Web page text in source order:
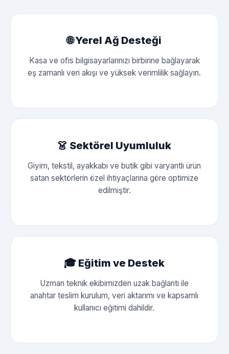
🌐 Yerel Ağ Desteği
Kasa ve ofis bilgisayarlarınızı birbirine bağlayarak
eş zamanlı veri akışı ve yüksek verimlilik sağlayın.
👗 Sektörel Uyumluluk
Giyim, tekstil, ayakkabı ve butik gibi varyantlı ürün
satan sektörlerin özel ihtiyaçlarına göre optimize
edilmiştir.
🎓 Eğitim ve Destek
Uzman teknik ekibimizden uzak bağlantı ile
anahtar teslim kurulum, veri aktarımı ve kapsamlı
kullanıcı eğitimi dahildir.